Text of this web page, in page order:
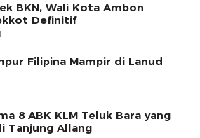
BKN, Wali Kota Ambon
Definitif
Filipina Mampir di Lanud
8 ABK KLM Teluk Bara yang
Tanjung Allang